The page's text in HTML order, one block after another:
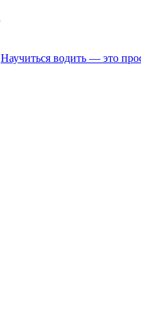
Научиться водить — это